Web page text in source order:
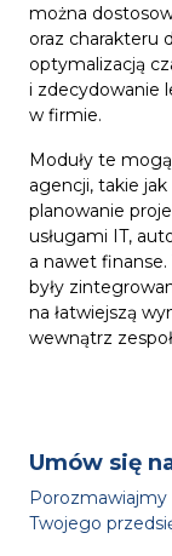
można
oraz charakteru
optymalizacją
i zdecydowanie
w firmie.
Moduły te
agencji, takie
planowanie
usługami IT,
a nawet
były
na łatwiejszą
wewnątrz
Umów się
Twojego